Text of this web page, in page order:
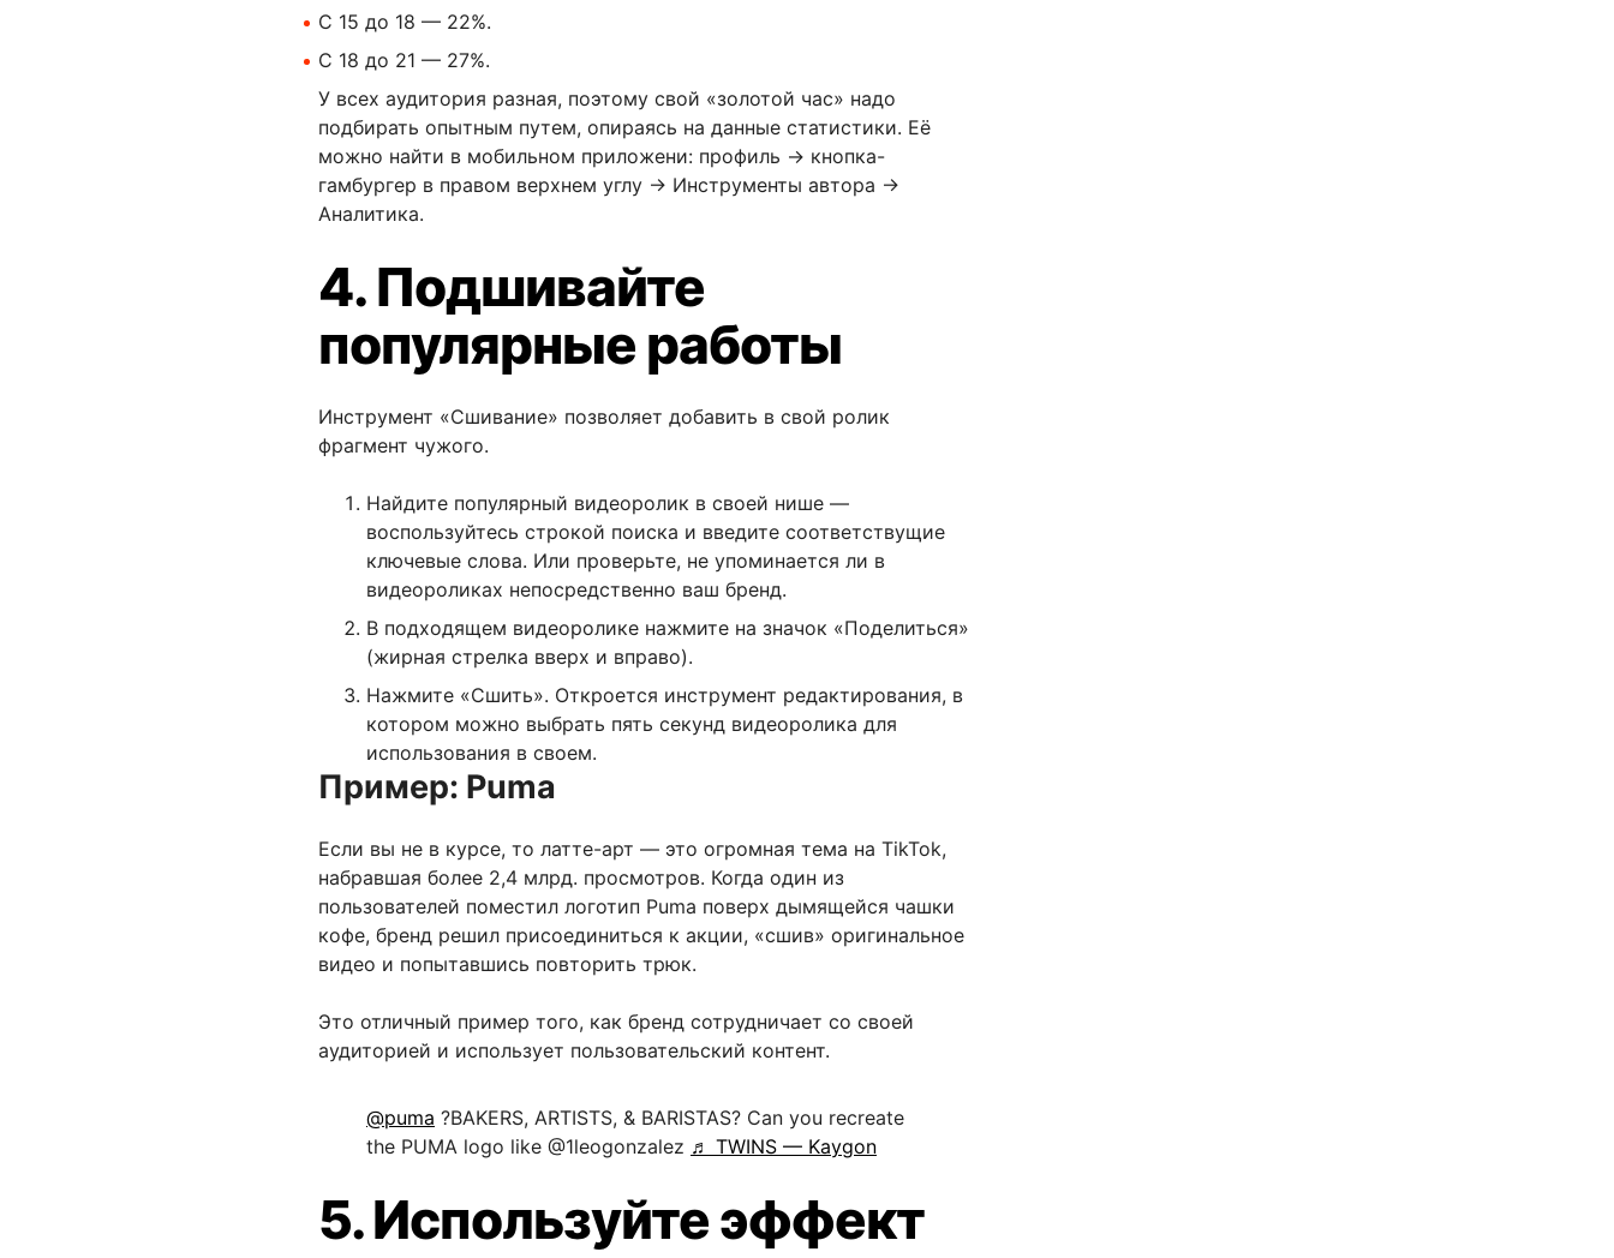
С 15 до 18 — 22%.
C 18 до 21 — 27%.
У всех аудитория разная, поэтому свой «золотой час» надо
подбирать опытным путем, опираясь на данные статистики. Её
можно найти в мобильном приложени: профиль → кнопка-
гамбургер в правом верхнем углу → Инструменты автора →
Аналитика.
4. Подшивайте
популярные работы
Инструмент «Сшивание» позволяет добавить в свой ролик
фрагмент чужого.
Найдите популярный видеоролик в своей нише —
воспользуйтесь строкой поиска и введите соответствущие
ключевые слова. Или проверьте, не упоминается ли в
видеороликах непосредственно ваш бренд.
В подходящем видеоролике нажмите на значок «Поделиться»
(жирная стрелка вверх и вправо).
Нажмите «Сшить». Откроется инструмент редактирования, в
котором можно выбрать пять секунд видеоролика для
использования в своем.
Пример: Puma
Если вы не в курсе, то латте-арт — это огромная тема на TikTok,
набравшая более 2,4 млрд. просмотров. Когда один из
пользователей поместил логотип Puma поверх дымящейся чашки
кофе, бренд решил присоединиться к акции, «сшив» оригинальное
видео и попытавшись повторить трюк.
Это отличный пример того, как бренд сотрудничает со своей
аудиторией и использует пользовательский контент.
@puma ?BAKERS, ARTISTS, & BARISTAS? Can you recreate
the PUMA logo like @1leogonzalez ♬ TWINS — Kaygon
5. Используйте эффект